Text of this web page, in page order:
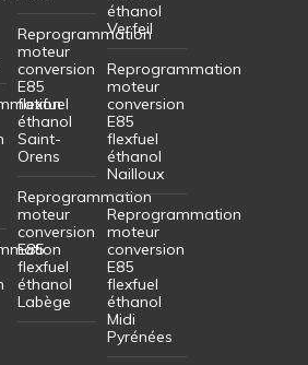
Reprogrammation
moteur
conversion
E85
flexfuel
éthanol
Saint-
Orens
Reprogrammation
moteur
conversion
E85
flexfuel
éthanol
Labège
éthanol
Verfeil
Reprogrammation
moteur
conversion
E85
flexfuel
éthanol
Nailloux
Reprogrammation
moteur
conversion
E85
flexfuel
éthanol
Midi
Pyrénées